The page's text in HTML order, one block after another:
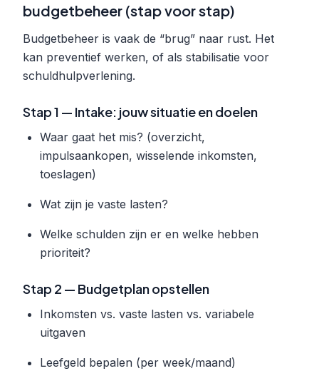
budgetbeheer (stap voor stap)
Budgetbeheer is vaak de “brug” naar rust. Het
kan preventief werken, of als stabilisatie voor
schuldhulpverlening.
Stap 1 — Intake: jouw situatie en doelen
Waar gaat het mis? (overzicht,
impulsaankopen, wisselende inkomsten,
toeslagen)
Wat zijn je vaste lasten?
Welke schulden zijn er en welke hebben
prioriteit?
Stap 2 — Budgetplan opstellen
Inkomsten vs. vaste lasten vs. variabele
uitgaven
Leefgeld bepalen (per week/maand)